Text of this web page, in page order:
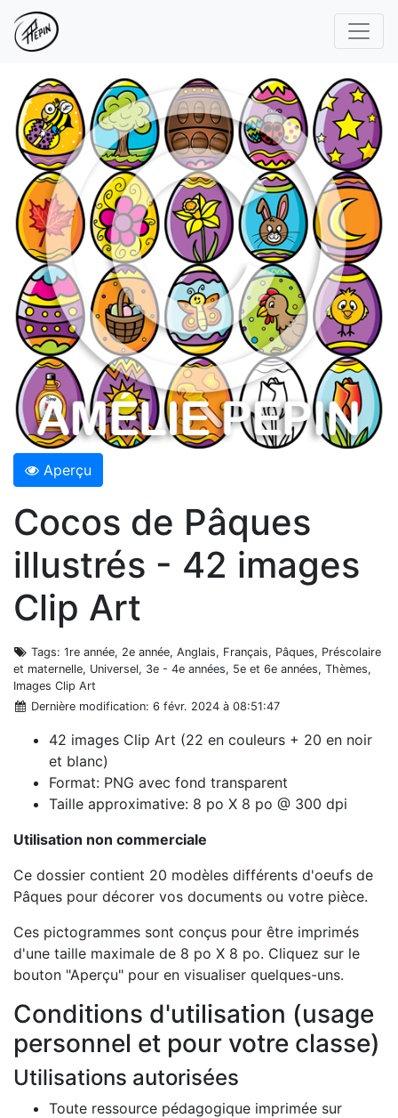
Aperçu
Cocos de Pâques
illustrés - 42 images
Clip Art
Tags: 1re année, 2e année, Anglais, Français, Pâques, Préscolaire
et maternelle, Universel, 3e - 4e années, 5e et 6e années, Thèmes,
Images Clip Art
Dernière modification: 6 févr. 2024 à 08:51:47
42 images Clip Art (22 en couleurs + 20 en noir
et blanc)
Format: PNG avec fond transparent
Taille approximative: 8 po X 8 po @ 300 dpi
Utilisation non commerciale
Ce dossier contient 20 modèles différents d'oeufs de
Pâques pour décorer vos documents ou votre pièce.
Ces pictogrammes sont conçus pour être imprimés
d'une taille maximale de 8 po X 8 po. Cliquez sur le
bouton "Aperçu" pour en visualiser quelques-uns.
Conditions d'utilisation (usage
personnel et pour votre classe)
Utilisations autorisées
Toute ressource pédagogique imprimée sur